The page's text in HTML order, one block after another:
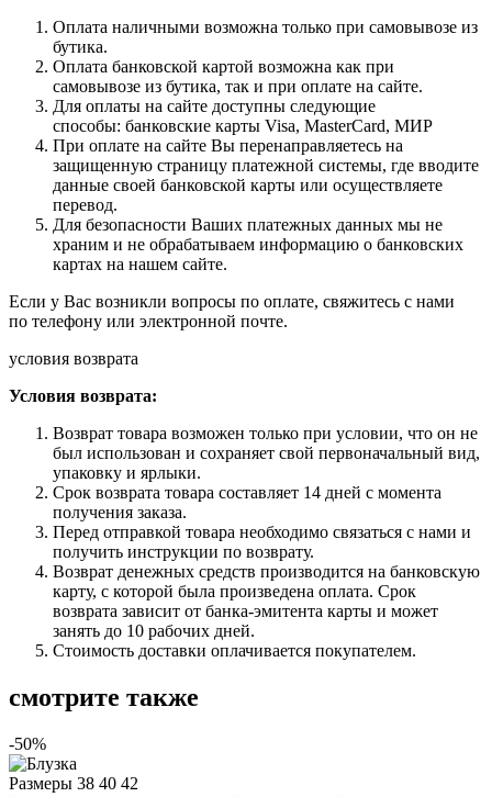
Оплата наличными возможна только при самовывозе из
бутика.
Оплата банковской картой возможна как при
самовывозе из бутика, так и при оплате на сайте.
Для оплаты на сайте доступны следующие
способы: банковские карты Visa, MasterCard, МИР
При оплате на сайте Вы перенаправляетесь на
защищенную страницу платежной системы, где вводите
данные своей банковской карты или осуществляете
перевод.
Для безопасности Ваших платежных данных мы не
храним и не обрабатываем информацию о банковских
картах на нашем сайте.
Если у Вас возникли вопросы по оплате, свяжитесь с нами
по телефону или электронной почте.
условия возврата
Условия возврата:
Возврат товара возможен только при условии, что он не
был использован и сохраняет свой первоначальный вид,
упаковку и ярлыки.
Срок возврата товара составляет 14 дней с момента
получения заказа.
Перед отправкой товара необходимо связаться с нами и
получить инструкции по возврату.
Возврат денежных средств производится на банковскую
карту, с которой была произведена оплата. Срок
возврата зависит от банка-эмитента карты и может
занять до 10 рабочих дней.
Стоимость доставки оплачивается покупателем.
смотрите также
-50%
Размеры 38 40 42